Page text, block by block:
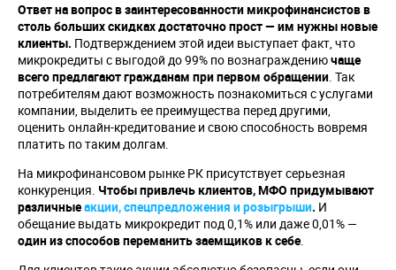
Ответ на вопрос в заинтересованности микрофинансистов в
столь больших скидках достаточно прост — им нужны новые
клиенты. Подтверждением этой идеи выступает факт, что
микрокредиты с выгодой до 99% по вознаграждениючаще
всего предлагают гражданам при первом обращении. Так
потребителям дают возможность познакомиться с услугами
компании, выделить ее преимущества перед другими,
оценить онлайн-кредитование и свою способность вовремя
платить по таким долгам.
На микрофинансовом рынке РК присутствует серьезная
конкуренция. Чтобы привлечь клиентов, МФО придумывают
различныеакции, спецпредложения и розыгрыши. И
обещание выдать микрокредит под 0,1% или даже 0,01% —
один из способов переманить заемщиков к себе.